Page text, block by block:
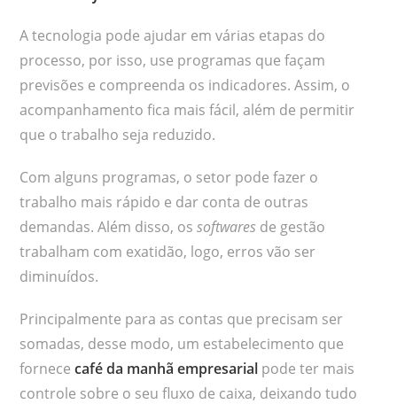
A tecnologia pode ajudar em várias etapas do
processo, por isso, use programas que façam
previsões e compreenda os indicadores. Assim, o
acompanhamento fica mais fácil, além de permitir
que o trabalho seja reduzido.
Com alguns programas, o setor pode fazer o
trabalho mais rápido e dar conta de outras
demandas. Além disso, ossoftwares de gestão
trabalham com exatidão, logo, erros vão ser
diminuídos.
Principalmente para as contas que precisam ser
somadas, desse modo, um estabelecimento que
fornececafé da manhã empresarial pode ter mais
controle sobre o seu fluxo de caixa, deixando tudo